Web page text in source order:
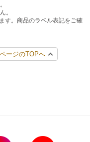
。
す。商品のラベル表記をご確
ージのTOPへ